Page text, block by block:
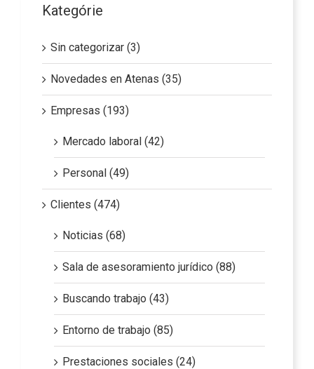
Kategórie
Sin categorizar (3)
Novedades en Atenas (35)
Empresas (193)
Mercado laboral (42)
Personal (49)
Clientes (474)
Noticias (68)
Sala de asesoramiento jurídico (88)
Buscando trabajo (43)
Entorno de trabajo (85)
Prestaciones sociales (24)